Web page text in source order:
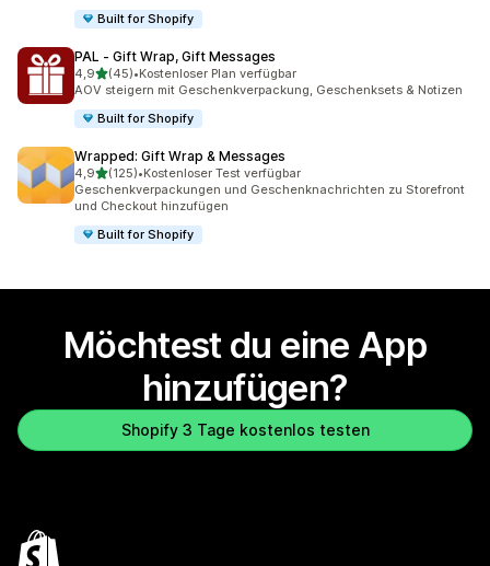
Built for Shopify
PAL ‑ Gift Wrap, Gift Messages
4,9von 5 Sternen
(45)
45 Rezensionen insgesamt
•Kostenloser Plan verfügbar
AOV steigern mit Geschenkverpackung, Geschenksets & Notizen
Built for Shopify
Wrapped: Gift Wrap & Messages
4,9von 5 Sternen
(125)
125 Rezensionen insgesamt
•Kostenloser Test verfügbar
Geschenkverpackungen und Geschenknachrichten zu Storefront
und Checkout hinzufügen
Built for Shopify
Möchtest du eine App
hinzufügen?
Shopify 3 Tage kostenlos testen